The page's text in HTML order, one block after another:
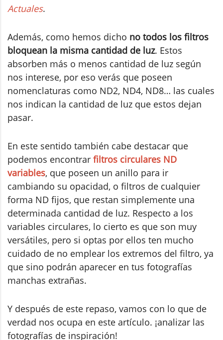
Actuales.
Además, como hemos dicho no todos los filtros
bloquean la misma cantidad de luz. Estos
absorben más o menos cantidad de luz según
nos interese, por eso verás que poseen
nomenclaturas como ND2, ND4, ND8… las cuales
nos indican la cantidad de luz que estos dejan
pasar.
En este sentido también cabe destacar que
podemos encontrar filtros circulares ND
variables, que poseen un anillo para ir
cambiando su opacidad, o filtros de cualquier
forma ND fijos, que restan simplemente una
determinada cantidad de luz. Respecto a los
variables circulares, lo cierto es que son muy
versátiles, pero si optas por ellos ten mucho
cuidado de no emplear los extremos del filtro, ya
que sino podrán aparecer en tus fotografías
manchas extrañas.
Y después de este repaso, vamos con lo que de
verdad nos ocupa en este artículo. ¡analizar las
fotografías de inspiración!